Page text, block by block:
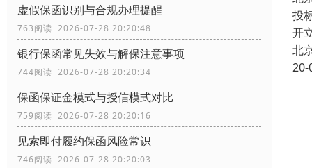
虚假保函识别与合规办理提醒
763阅读 2026-07-28 20:20:48
银行保函常见失效与解保注意事项
744阅读 2026-07-28 20:20:34
保函保证金模式与授信模式对比
759阅读 2026-07-28 20:20:16
见索即付履约保函风险常识
746阅读 2026-07-28 20:20:03
投
开
北
20-